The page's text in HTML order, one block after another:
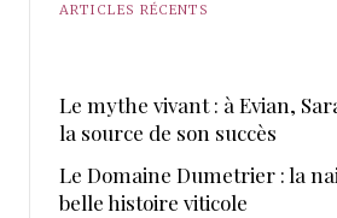
ARTICLES RÉCENTS
Le mythe vivant : à Evian,
la source de son succès
Le Domaine Dumetrier : la
belle histoire viticole